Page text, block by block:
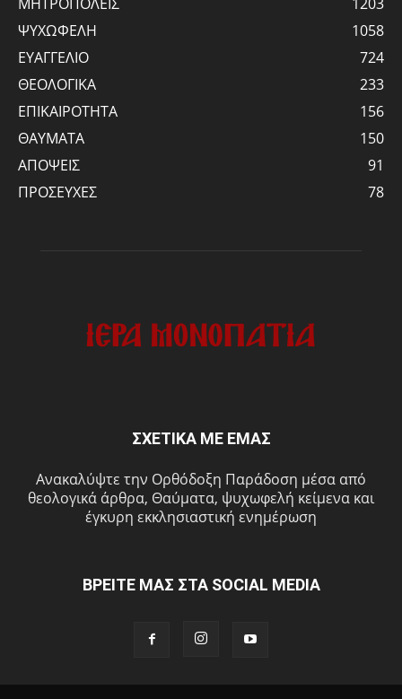
ΨΥΧΩΦΕΛΗ
1058
ΕΥΑΓΓΕΛΙΟ
724
ΘΕΟΛΟΓΙΚΑ
233
ΕΠΙΚΑΙΡΟΤΗΤΑ
156
ΘΑΥΜΑΤΑ
150
ΑΠΟΨΕΙΣ
91
ΠΡΟΣΕΥΧΕΣ
78
ΣΧΕΤΙΚΑ ΜΕ ΕΜΑΣ
Ανακαλύψτε την Ορθόδοξη Παράδοση μέσα από
θεολογικά άρθρα, Θαύματα, ψυχωφελή κείμενα και
έγκυρη εκκλησιαστική ενημέρωση
ΒΡΕΙΤΕ ΜΑΣ ΣΤΑ SOCIAL MEDIA